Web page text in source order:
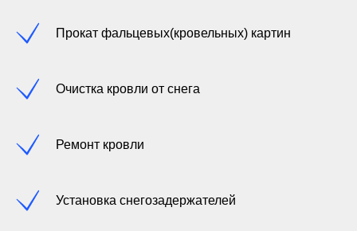
Прокат фальцевых(кровельных) картин
Очистка кровли от снега
Ремонт кровли
Установка снегозадержателей